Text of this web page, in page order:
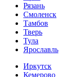
Рязань
Смоленск
Тамбов
Тверь
Тула
Ярославль
Иркутск
Кемерово